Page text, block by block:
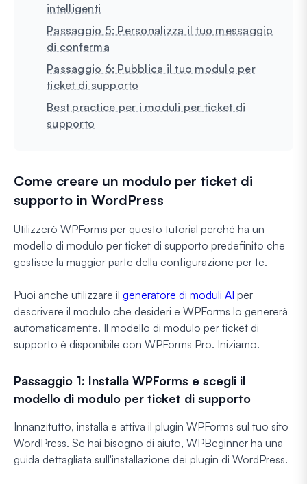
intelligenti
Passaggio 5: Personalizza il tuo messaggio
di conferma
Passaggio 6: Pubblica il tuo modulo per
ticket di supporto
Best practice per i moduli per ticket di
supporto
Come creare un modulo per ticket di
supporto in WordPress
Utilizzerò WPForms per questo tutorial perché ha un
modello di modulo per ticket di supporto predefinito che
gestisce la maggior parte della configurazione per te.
Puoi anche utilizzare il generatore di moduli AI per
descrivere il modulo che desideri e WPForms lo genererà
automaticamente. Il modello di modulo per ticket di
supporto è disponibile con WPForms Pro. Iniziamo.
Passaggio 1: Installa WPForms e scegli il
modello di modulo per ticket di supporto
Innanzitutto, installa e attiva il plugin WPForms sul tuo sito
WordPress. Se hai bisogno di aiuto, WPBeginner ha una
guida dettagliata sull'installazione dei plugin di WordPress.